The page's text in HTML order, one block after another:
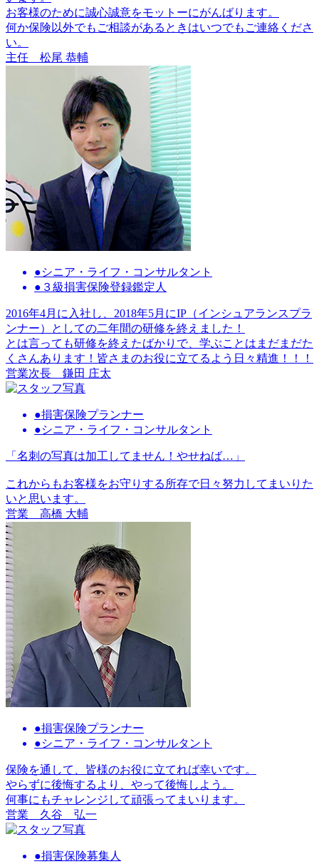
お客様のために誠心誠意をモットーにがんばります。
何か保険以外でもご相談があるときはいつでもご連絡くださ
い。
主任 松尾 恭輔
●シニア・ライフ・コンサルタント
●３級損害保険登録鑑定人
2016年4月に入社し、2018年5月にIP（インシュアランスプラ
ンナー）としての二年間の研修を終えました！
とは言っても研修を終えたばかりで、学ぶことはまだまだた
くさんあります！皆さまのお役に立てるよう日々精進！！！
営業次長 鎌田 庄太
●損害保険プランナー
●シニア・ライフ・コンサルタント
「名刺の写真は加工してません！やせねば…」
これからもお客様をお守りする所存で日々努力してまいりた
いと思います。
営業 高橋 大輔
●損害保険プランナー
●シニア・ライフ・コンサルタント
保険を通して、皆様のお役に立てれば幸いです。
やらずに後悔するより、やって後悔しよう。
何事にもチャレンジして頑張ってまいります。
営業 久谷 弘一
●損害保険募集人